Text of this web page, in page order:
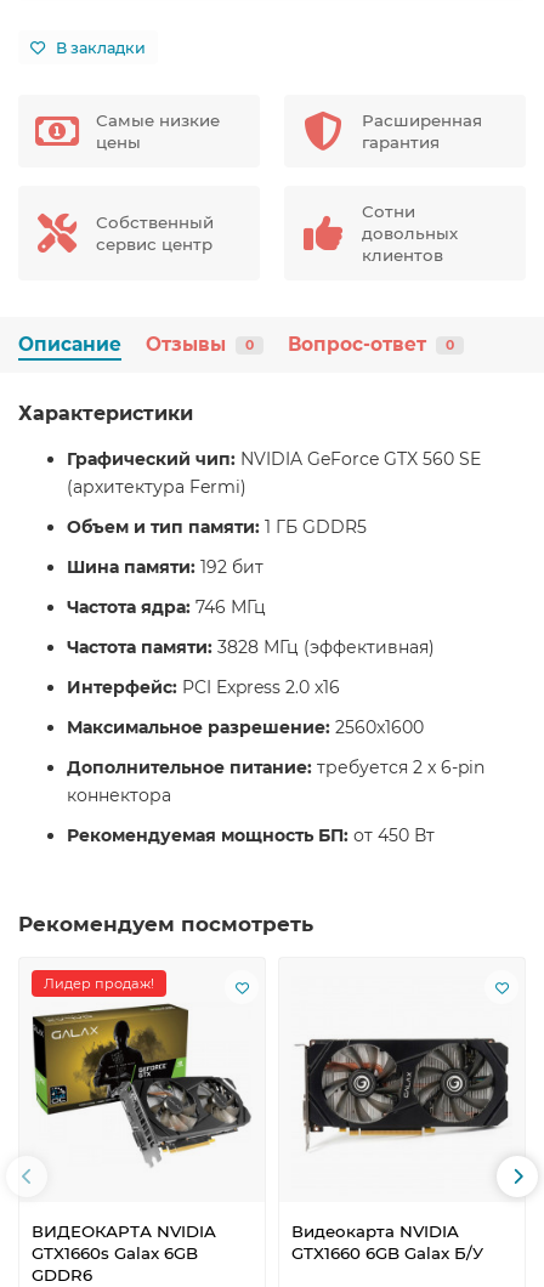
В закладки
Самые низкие
цены
Расширенная
гарантия
Собственный
сервис центр
Сотни
довольных
клиентов
Описание Отзывы 0 Вопрос-ответ 0
Характеристики
Графический чип: NVIDIA GeForce GTX 560 SE
(архитектура Fermi)
Объем и тип памяти: 1 ГБ GDDR5
Шина памяти: 192 бит
Частота ядра: 746 МГц
Частота памяти: 3828 МГц (эффективная)
Интерфейс: PCI Express 2.0 x16
Максимальное разрешение: 2560x1600
Дополнительное питание: требуется 2 x 6-pin
коннектора
Рекомендуемая мощность БП: от 450 Вт
Рекомендуем посмотреть
Лидер продаж!
ВИДЕОКАРТА NVIDIA
GTX1660s Galax 6GB
GDDR6
Видеокарта NVIDIA
GTX1660 6GB Galax Б/У